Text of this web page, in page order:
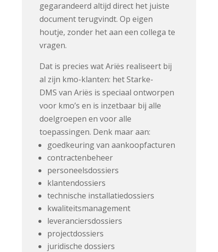
gegarandeerd altijd direct het juiste
document terugvindt. Op eigen
houtje, zonder het aan een collega te
vragen.
Dat is precies wat Ariës realiseert bij
al zijn kmo-klanten: het Starke-
DMS van Ariës is speciaal ontworpen
voor kmo’s en is inzetbaar bij alle
doelgroepen en voor alle
toepassingen. Denk maar aan:
goedkeuring van aankoopfacturen
contractenbeheer
personeelsdossiers
klantendossiers
technische installatiedossiers
kwaliteitsmanagement
leveranciersdossiers
projectdossiers
juridische dossiers